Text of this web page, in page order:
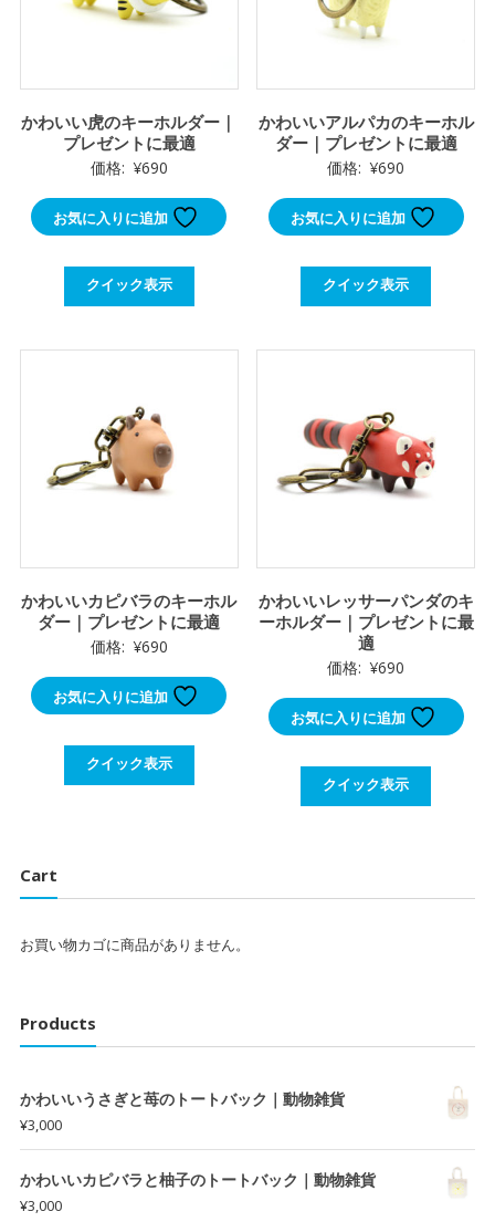
かわいい虎のキーホルダー｜
プレゼントに最適
価格: ¥690
お気に入りに追加
クイック表示
かわいいアルパカのキーホル
ダー｜プレゼントに最適
価格: ¥690
お気に入りに追加
クイック表示
かわいいカピバラのキーホル
ダー｜プレゼントに最適
価格: ¥690
お気に入りに追加
クイック表示
かわいいレッサーパンダのキ
ーホルダー｜プレゼントに最
適
価格: ¥690
お気に入りに追加
クイック表示
Cart
お買い物カゴに商品がありません。
Products
かわいいうさぎと苺のトートバック｜動物雑貨
¥3,000
かわいいカピバラと柚子のトートバック｜動物雑貨
¥3,000